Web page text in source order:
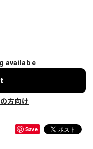
available
方向け
Save